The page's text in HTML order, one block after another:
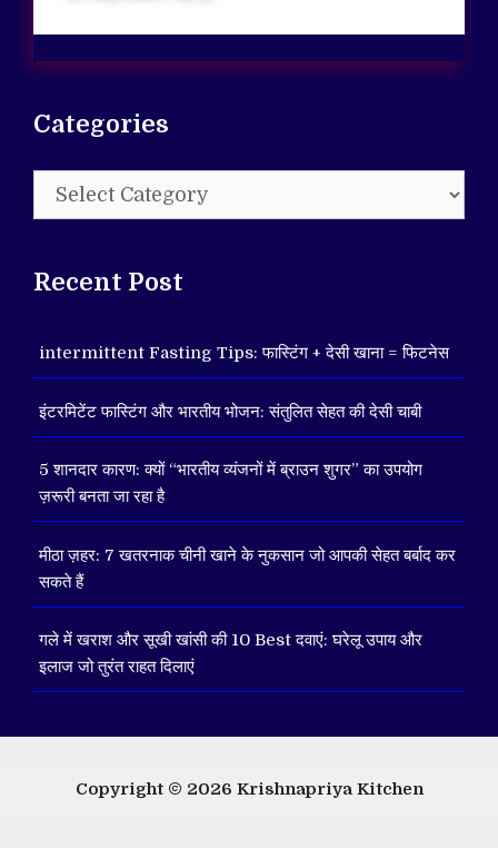
Categories
Categories
Recent Post
intermittent Fasting Tips: फास्टिंग + देसी खाना = फिटनेस
इंटरमिटेंट फास्टिंग और भारतीय भोजन: संतुलित सेहत की देसी चाबी
5 शानदार कारण: क्यों “भारतीय व्यंजनों में ब्राउन शुगर” का उपयोग
ज़रूरी बनता जा रहा है
मीठा ज़हर: 7 खतरनाक चीनी खाने के नुकसान जो आपकी सेहत बर्बाद कर
सकते हैं
गले में खराश और सूखी खांसी की 10 Best दवाएं: घरेलू उपाय और
इलाज जो तुरंत राहत दिलाएं
Copyright © 2026 Krishnapriya Kitchen